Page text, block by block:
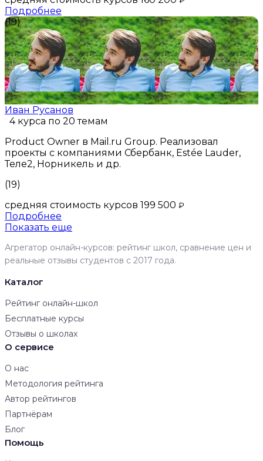
Подробнее
(19)
Иван Русанов
4 курса по 20 темам
Product Owner в Mail.ru Group. Реализовал
проекты с компаниями Сбербанк, Estée Lauder,
Теле2, Норникель и др.
(19)
средняя стоимость курсов 199 500 ₽
Подробнее
Показать еще
Агрегатор онлайн-курсов: рейтинг школ, сравнение цен и
реальные отзывы студентов с 2017 года.
Каталог
Рейтинг онлайн-школ
Бесплатные курсы
Отзывы о школах
О сервисе
О нас
Методология рейтинга
Автор рейтингов
Партнёрам
Блог
Помощь